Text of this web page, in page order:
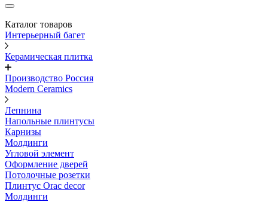
Каталог товаров
Интерьерный багет
Керамическая плитка
Производство Россия
Modern Ceramics
Лепнина
Напольные плинтусы
Карнизы
Молдинги
Угловой элемент
Оформление дверей
Потолочные розетки
Плинтус Orac decor
Молдинги